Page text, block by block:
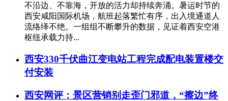
不沿边、不靠海，开放的活力却持续奔涌。暑运时节的
西安咸阳国际机场，航班起落繁忙有序，出入境通道人
流络绎不绝。一组组不断攀升的数据，见证着西安空港
枢纽承载力持...
西安330千伏曲江变电站工程完成配电装置楼交
付安装
西安网评：景区营销别走歪门邪道，“擦边”终